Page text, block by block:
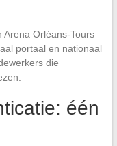
Arena Orléans-Tours
portaal en nationaal
die
één